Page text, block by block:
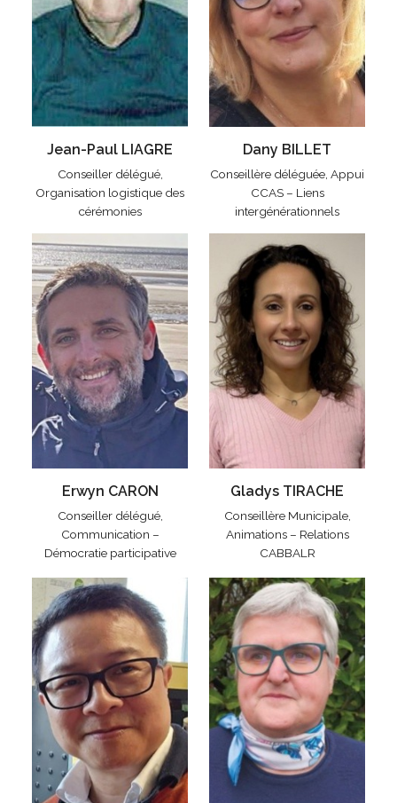
Jean-Paul LIAGRE
Conseiller délégué,
Organisation logistique des
cérémonies
Dany BILLET
Conseillère déléguée, Appui
CCAS – Liens
intergénérationnels
Erwyn CARON
Conseiller délégué,
Communication –
Démocratie participative
Gladys TIRACHE
Conseillère Municipale,
Animations – Relations
CABBALR